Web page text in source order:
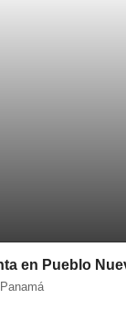
en Pueblo